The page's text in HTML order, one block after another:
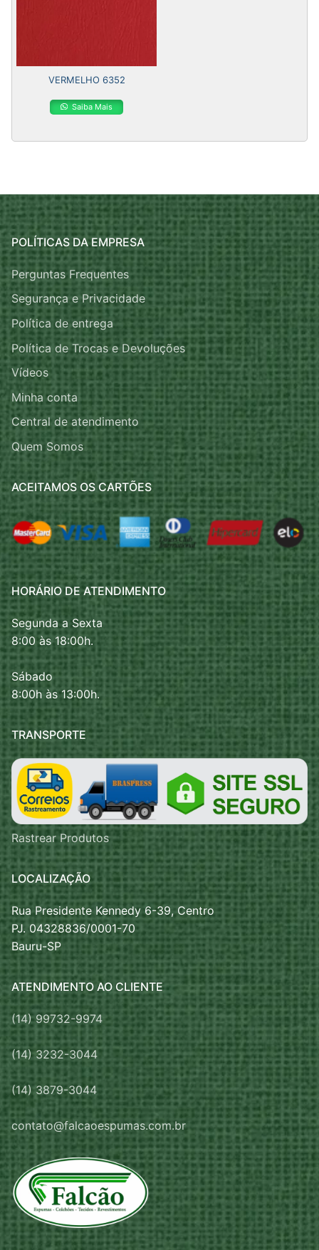
VERMELHO 6352
Saiba Mais
POLÍTICAS DA EMPRESA
Perguntas Frequentes
Segurança e Privacidade
Política de entrega
Política de Trocas e Devoluções
Vídeos
Minha conta
Central de atendimento
Quem Somos
ACEITAMOS OS CARTÕES
HORÁRIO DE ATENDIMENTO
Segunda a Sexta
8:00 às 18:00h.
Sábado
8:00h às 13:00h.
TRANSPORTE
Rastrear Produtos
LOCALIZAÇÃO
Rua Presidente Kennedy 6-39, Centro
PJ. 04328836/0001-70
Bauru-SP
ATENDIMENTO AO CLIENTE
(14) 99732-9974
(14) 3232-3044
(14) 3879-3044
contato@falcaoespumas.com.br